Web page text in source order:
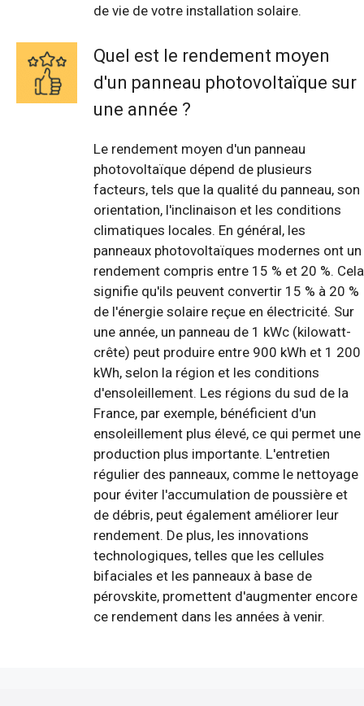
de vie de votre installation solaire.
Quel est le rendement moyen
d'un panneau photovoltaïque sur
une année ?
Le rendement moyen d'un panneau
photovoltaïque dépend de plusieurs
facteurs, tels que la qualité du panneau, son
orientation, l'inclinaison et les conditions
climatiques locales. En général, les
panneaux photovoltaïques modernes ont un
rendement compris entre 15 % et 20 %. Cela
signifie qu'ils peuvent convertir 15 % à 20 %
de l'énergie solaire reçue en électricité. Sur
une année, un panneau de 1 kWc (kilowatt-
crête) peut produire entre 900 kWh et 1 200
kWh, selon la région et les conditions
d'ensoleillement. Les régions du sud de la
France, par exemple, bénéficient d'un
ensoleillement plus élevé, ce qui permet une
production plus importante. L'entretien
régulier des panneaux, comme le nettoyage
pour éviter l'accumulation de poussière et
de débris, peut également améliorer leur
rendement. De plus, les innovations
technologiques, telles que les cellules
bifaciales et les panneaux à base de
pérovskite, promettent d'augmenter encore
ce rendement dans les années à venir.